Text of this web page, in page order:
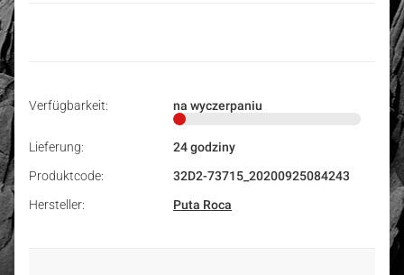
Verfügbarkeit: na wyczerpaniu
Lieferung:
24 godziny
Produktcode:
32D2-73715_20200925084243
Hersteller:
Puta Roca